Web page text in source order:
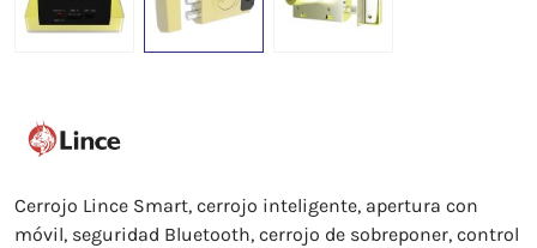
Cerrojo Lince Smart, cerrojo inteligente, apertura con
móvil, seguridad Bluetooth, cerrojo de sobreponer, control